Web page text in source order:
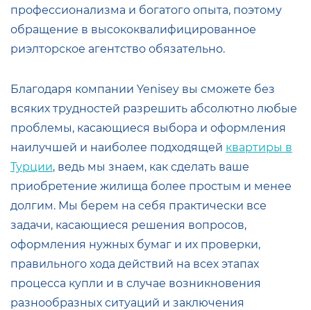
профессионализма и богатого опыта, поэтому
обращение в высококвалифицированное
риэлторское агентство обязательно.
Благодаря компании Yenisey вы сможете без
всяких трудностей разрешить абсолютно любые
проблемы, касающиеся выбора и оформления
наилучшей и наиболее подходящей квартиры в
Турции, ведь мы знаем, как сделать ваше
приобретение жилища более простым и менее
долгим. Мы берем на себя практически все
задачи, касающиеся решения вопросов,
оформления нужных бумаг и их проверки,
правильного хода действий на всех этапах
процесса купли и в случае возникновения
разнообразных ситуаций и заключения